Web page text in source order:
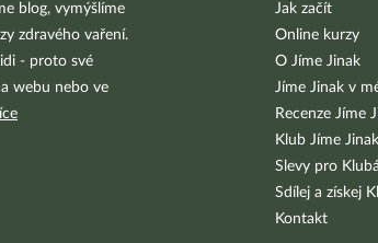
blog, vymýšlíme
zdravého vaření.
- proto své
webu nebo ve
Jak začít
Online kurzy
O Jíme Jinak
Jíme Jinak v
Recenze Jíme
Klub Jíme Jinak
Slevy pro
Sdílej a získej
Kontakt